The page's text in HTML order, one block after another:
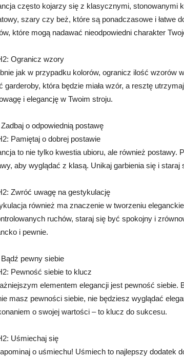
często kojarzy się z klasycznymi, stonowanymi
szary czy beż, które są ponadczasowe i łatwe
które mogą nadawać nieodpowiedni charakter
Ogranicz wzory
jak w przypadku kolorów, ogranicz ilość wzorów
garderoby, która będzie miała wzór, a resztę
i elegancję w Twoim stroju.
o odpowiednią postawę
Pamiętaj o dobrej postawie
to nie tylko kwestia ubioru, ale również postawy.
aby wyglądać z klasą. Unikaj garbienia się i staraj
Zwróć uwagę na gestykulację
również ma znaczenie w tworzeniu
ruchów, staraj się być spokojny i
i pewnie.
pewny siebie
Pewność siebie to klucz
elementem elegancji jest pewność siebie.
masz pewności siebie, nie będziesz wyglądać
o swojej wartości – to klucz do sukcesu.
Uśmiechaj się
o uśmiechu! Uśmiech to najlepszy dodatek